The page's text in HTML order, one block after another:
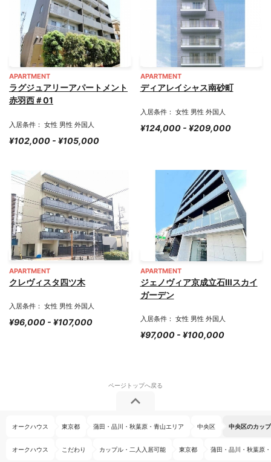
APARTMENT
ラグジュアリーアパートメント
赤羽西＃01
入居条件： 女性 男性 外国人
¥102,000 - ¥105,000
APARTMENT
ディアレイシャス南砂町
入居条件： 女性 男性 外国人
¥124,000 - ¥209,000
APARTMENT
クレヴィスタ四ツ木
入居条件： 女性 男性 外国人
¥96,000 - ¥107,000
APARTMENT
ジェノヴィア京成立石Ⅲスカイ
ガーデン
入居条件： 女性 男性 外国人
¥97,000 - ¥100,000
オークハウス 東京都 蒲田・品川・秋葉原・青山エリア 中央区 中央区のカッ
オークハウス こだわり カップル・二人入居可能 東京都 蒲田・品川・秋葉原